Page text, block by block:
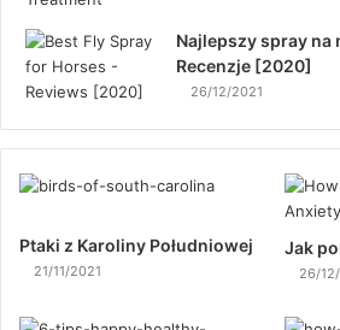
Najlepszy spray na
Recenzje [2020]
26/12/2021
Ptaki z Karoliny Południowej
21/11/2021
Jak
26/